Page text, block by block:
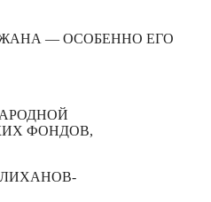
— ОСОБЕННО ЕГО
ФОНДОВ,